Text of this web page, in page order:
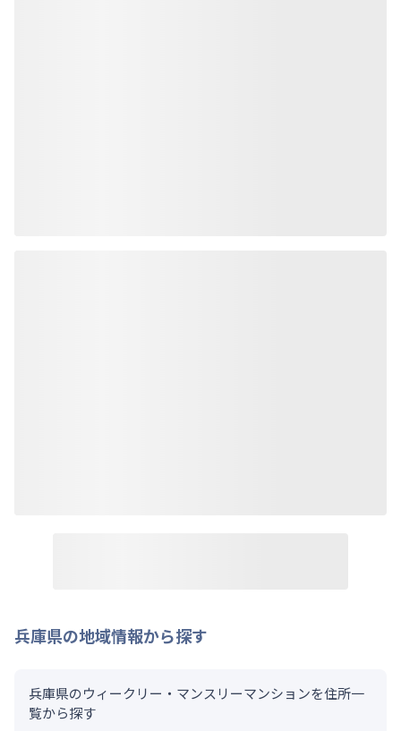
兵庫県の地域情報から探す
兵庫県のウィークリー・マンスリーマンションを住所一
覧から探す